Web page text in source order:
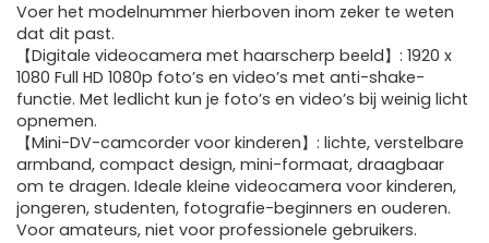
Voer het modelnummer hierboven inom zeker te weten
dat dit past.
【Digitale videocamera met haarscherp beeld】: 1920 x
1080 Full HD 1080p foto’s en video’s met anti-shake-
functie. Met ledlicht kun je foto’s en video’s bij weinig licht
opnemen.
【Mini-DV-camcorder voor kinderen】: lichte, verstelbare
armband, compact design, mini-formaat, draagbaar
om te dragen. Ideale kleine videocamera voor kinderen,
jongeren, studenten, fotografie-beginners en ouderen.
Voor amateurs, niet voor professionele gebruikers.